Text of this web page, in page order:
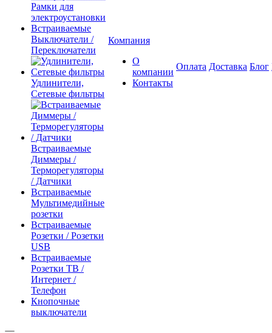
Рамки для
электроустановки
Встраиваемые
Выключатели /
Переключатели
Удлинители,
Сетевые фильтры
Встраиваемые
Диммеры /
Терморегуляторы
/ Датчики
Встраиваемые
Мультимедийные
розетки
Встраиваемые
Розетки / Розетки
USB
Встраиваемые
Розетки ТВ /
Интернет /
Телефон
Кнопочные
выключатели
Компания
О
компании
Контакты
Оплата Доставка Блог